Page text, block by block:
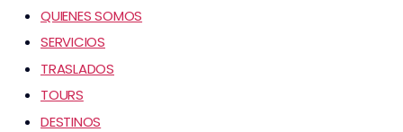
QUIENES SOMOS
SERVICIOS
TRASLADOS
TOURS
DESTINOS